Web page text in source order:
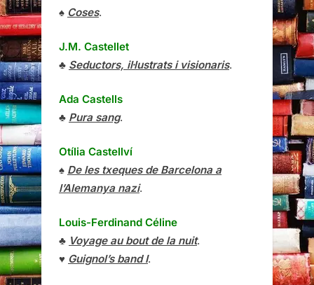
♠ Coses.
J.M. Castellet
♣ Seductors, il·lustrats i visionaris.
Ada Castells
♣ Pura sang.
Otília Castellví
♠ De les txeques de Barcelona a
l’Alemanya nazi.
Louis-Ferdinand Céline
♣ Voyage au bout de la nuit.
♥ Guignol’s band I.